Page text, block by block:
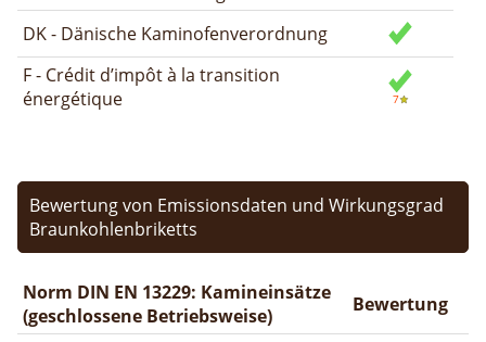
DK - Dänische Kaminofenverordnung
F - Crédit d’impôt à la transition
énergétique
Bewertung von Emissionsdaten und Wirkungsgrad
Braunkohlenbriketts
Norm DIN EN 13229: Kamineinsätze
(geschlossene Betriebsweise)
Bewertung